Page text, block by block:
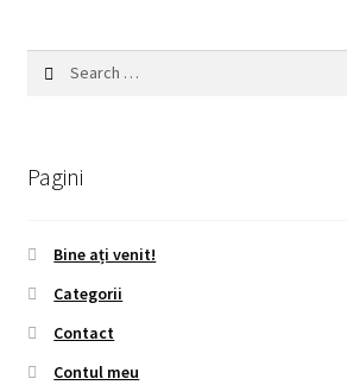
Pagini
Bine ați venit!
Categorii
Contact
Contul meu